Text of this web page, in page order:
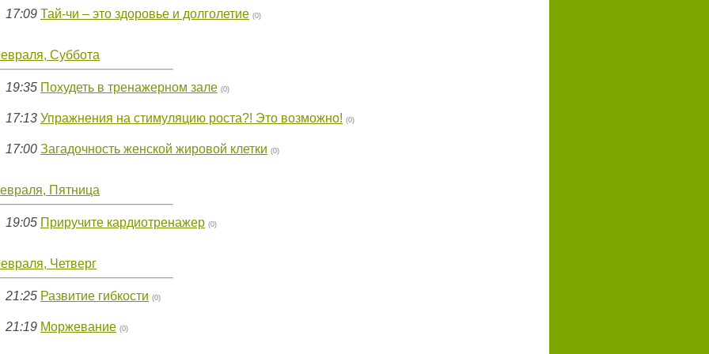
17:09 Тай-чи – это здоровье и долголетие (0)
Суббота
19:35 Похудеть в тренажерном зале (0)
17:13 Упражнения на стимуляцию роста?! Это возможно! (0)
17:00 Загадочность женской жировой клетки (0)
Пятница
19:05 Приручите кардиотренажер (0)
Четверг
21:25 Развитие гибкости (0)
21:19 Моржевание (0)